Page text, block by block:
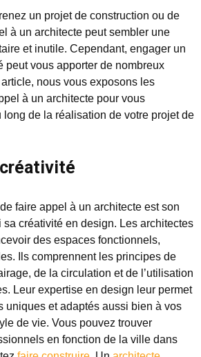
un projet de construction ou de
à un architecte peut sembler une
et inutile. Cependant, engager un
peut vous apporter de nombreux
nous vous exposons les
à un architecte pour vous
long de la réalisation de votre projet de
faire appel à un architecte est son
créativité en design. Les architectes
des espaces fonctionnels,
Ils comprennent les principes de
de la circulation et de l’utilisation
Leur expertise en design leur permet
uniques et adaptés aussi bien à vos
de vie. Vous pouvez trouver
en fonction de la ville dans